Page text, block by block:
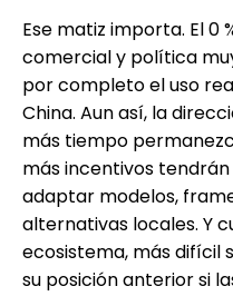
Ese matiz importa. El 0
comercial y política
por completo el uso
China. Aun así, la
más tiempo
más incentivos
adaptar modelos,
alternativas locales. Y
ecosistema, más difícil
su posición anterior si